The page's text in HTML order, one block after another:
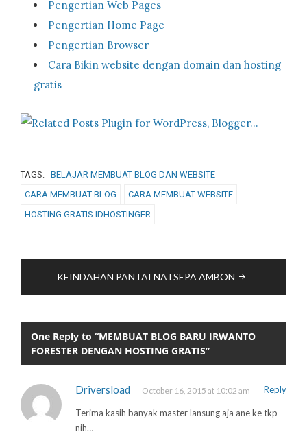
Pengertian Web Pages
Pengertian Home Page
Pengertian Browser
Cara Bikin website dengan domain dan hosting
gratis
TAGS: BELAJAR MEMBUAT BLOG DAN WEBSITE
CARA MEMBUAT BLOG
CARA MEMBUAT WEBSITE
HOSTING GRATIS IDHOSTINGER
navigation
KEINDAHAN PANTAI NATSEPA AMBON
One Reply to “MEMBUAT BLOG BARU IRWANTO
FORESTER DENGAN HOSTING GRATIS”
Driversload October 16, 2015 at 10:02 am Reply
Terima kasih banyak master lansung aja ane ke tkp
nih…